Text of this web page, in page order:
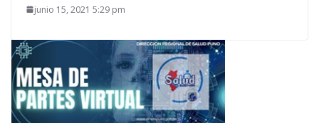
junio 15, 2021 5:29 pm